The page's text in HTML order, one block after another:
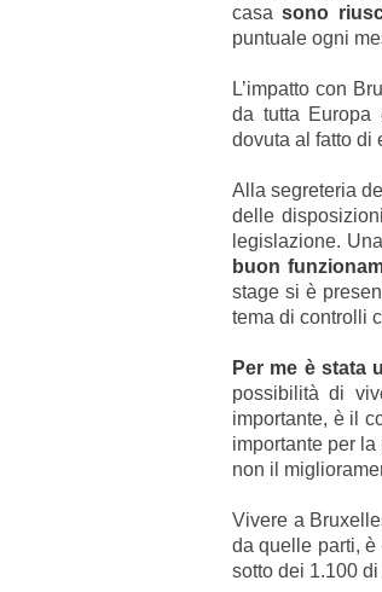
casasono
puntuale ogni
L’impatto con
da tutta Europa
dovuta al fatto di
Alla segreteria
delle
legislazione.
buon
stage si è
tema di controlli
Per me è stata
possibilità di
importante, è il
importante per
non il
Vivere a
da quelle parti,
sotto dei 1.100